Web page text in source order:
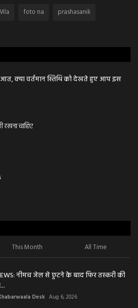
foto na prashasanik
क्या वर्तमान स्तिथि को देखते हुए आप इस
रखना चाहिए
This Month All Time
नीमच जेल से छूटने के बाद फिर तस्करी की
Desk Aug 6, 2026